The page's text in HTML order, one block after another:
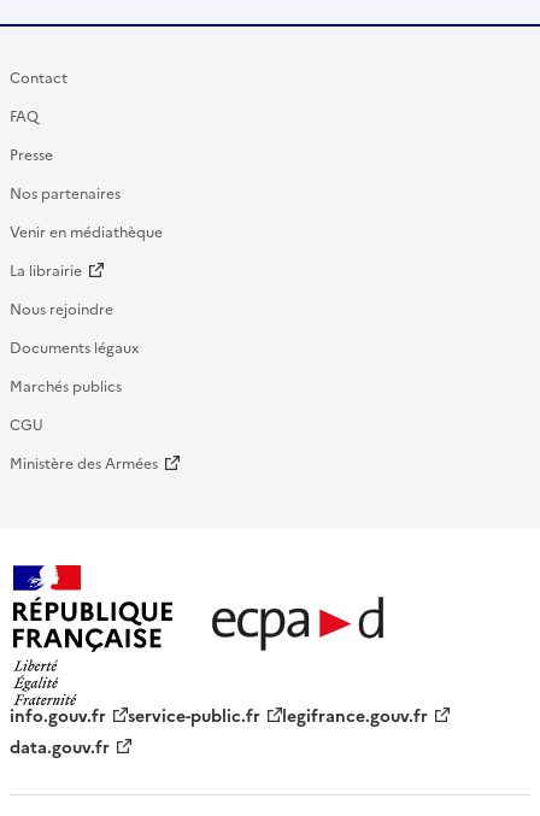
Contact
FAQ
Presse
Nos partenaires
Venir en médiathèque
La librairie
Nous rejoindre
Documents légaux
Marchés publics
CGU
Ministère des Armées
française - ECPAD
info.gouv.fr service-public.fr
legifrance.gouv.fr
data.gouv.fr